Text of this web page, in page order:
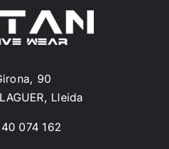
90
Lleida
074 162